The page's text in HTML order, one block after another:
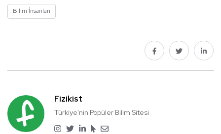
Bilim İnsanları
Fizikist
Türkiye'nin Popüler Bilim Sitesi